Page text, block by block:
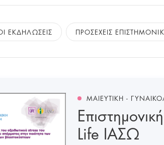
ΕΚΔΗΛΩΣΕΙΣ ΠΡΟΣΕΧΕΙΣ
ΜΑΙΕΥΤΙΚΗ -
Life ΙΑΣΩ